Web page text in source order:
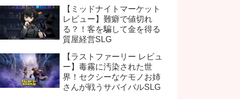
【ミッドナイトマーケット
レビュー】難癖で値切れ
る？！客を騙して金を得る
質屋経営SLG
【ラストファーリー レビュ
ー】毒霧に汚染された世
界！セクシーなケモノお姉
さんが戦うサバイバルSLG